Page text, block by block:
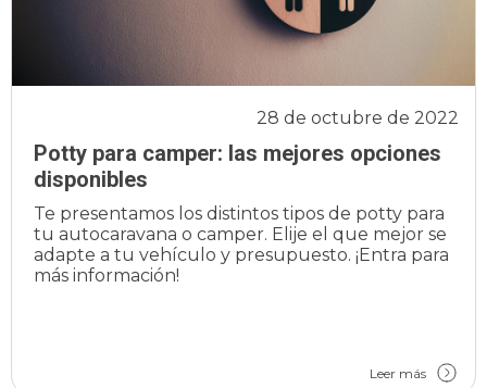
Potty para camper: las mejores opciones
disponibles
28 de octubre de 2022
Te presentamos los distintos tipos de potty para
tu autocaravana o camper. Elije el que mejor se
adapte a tu vehículo y presupuesto. ¡Entra para
más información!
Leer más